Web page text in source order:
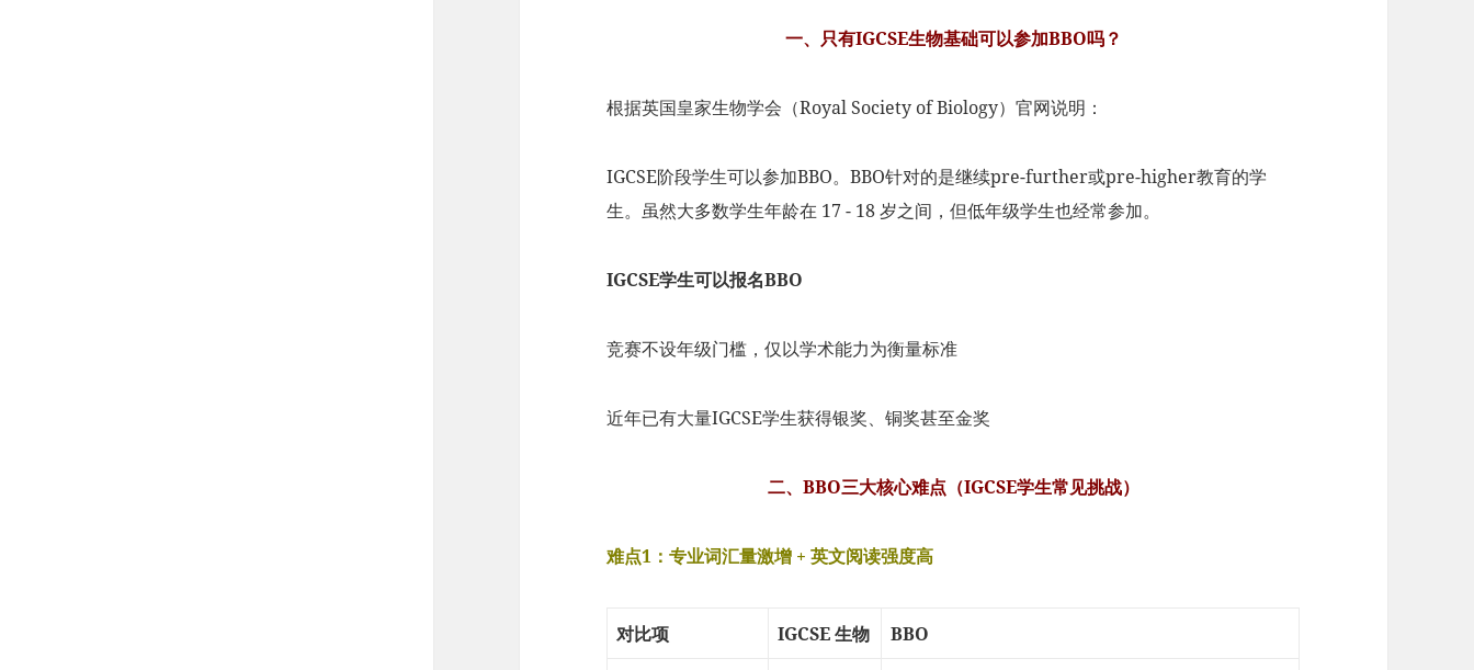
一、只有IGCSE生物基础可以参加BBO吗？
根据英国皇家生物学会（Royal Society of Biology）官网说明：
IGCSE阶段学生可以参加BBO。BBO针对的是继续pre-further或pre-higher教育的学
生。虽然大多数学生年龄在 17 - 18 岁之间，但低年级学生也经常参加。
IGCSE学生可以报名BBO
竞赛不设年级门槛，仅以学术能力为衡量标准
近年已有大量IGCSE学生获得银奖、铜奖甚至金奖
二、BBO三大核心难点（IGCSE学生常见挑战）
难点1：专业词汇量激增 + 英文阅读强度高
对比项 IGCSE 生物 BBO